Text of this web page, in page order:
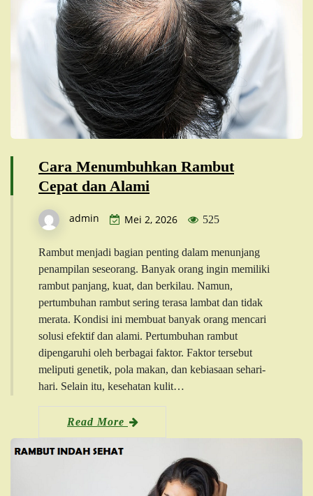
Cara Menumbuhkan Rambut
Cepat dan Alami
admin Mei 2, 2026 525
Rambut menjadi bagian penting dalam menunjang
penampilan seseorang. Banyak orang ingin memiliki
rambut panjang, kuat, dan berkilau. Namun,
pertumbuhan rambut sering terasa lambat dan tidak
merata. Kondisi ini membuat banyak orang mencari
solusi efektif dan alami. Pertumbuhan rambut
dipengaruhi oleh berbagai faktor. Faktor tersebut
meliputi genetik, pola makan, dan kebiasaan sehari-
hari. Selain itu, kesehatan kulit…
Read More